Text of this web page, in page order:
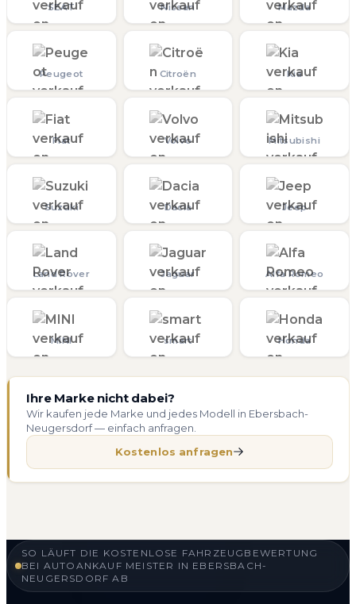
SEAT Nissan Mazda
Peugeot Citroën Kia
Fiat Volvo Mitsubishi
Suzuki Dacia Jeep
Land Rover Jaguar Alfa Romeo
MINI smart Honda
Ihre Marke nicht dabei?
Wir kaufen jede Marke und jedes Modell in Ebersbach-
Neugersdorf — einfach anfragen.
Kostenlos anfragen
SO LÄUFT DIE KOSTENLOSE FAHRZEUGBEWERTUNG
BEI AUTOANKAUF MEISTER IN EBERSBACH-
NEUGERSDORF AB